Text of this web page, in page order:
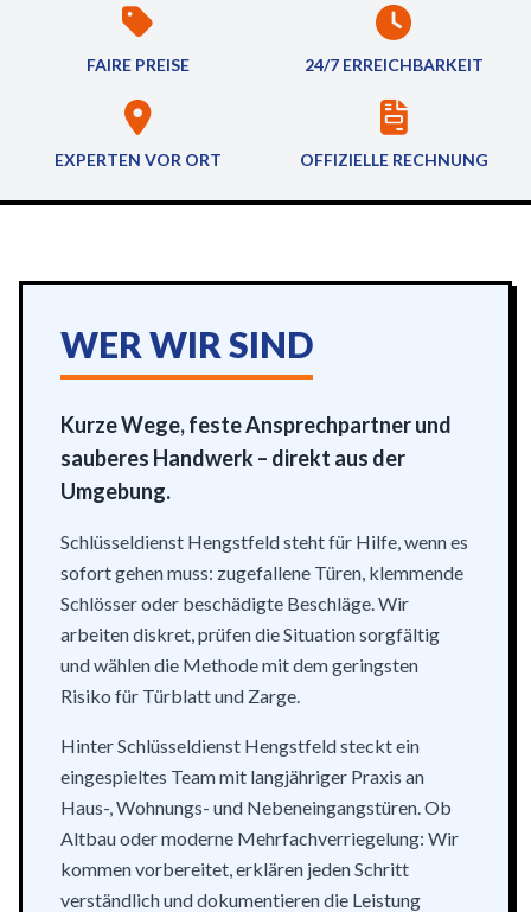
FAIRE PREISE 24/7 ERREICHBARKEIT
EXPERTEN VOR ORT OFFIZIELLE RECHNUNG
WER WIR SIND
Kurze Wege, feste Ansprechpartner und
sauberes Handwerk – direkt aus der
Umgebung.
Schlüsseldienst Hengstfeld steht für Hilfe, wenn es
sofort gehen muss: zugefallene Türen, klemmende
Schlösser oder beschädigte Beschläge. Wir
arbeiten diskret, prüfen die Situation sorgfältig
und wählen die Methode mit dem geringsten
Risiko für Türblatt und Zarge.
Hinter Schlüsseldienst Hengstfeld steckt ein
eingespieltes Team mit langjähriger Praxis an
Haus-, Wohnungs- und Nebeneingangstüren. Ob
Altbau oder moderne Mehrfachverriegelung: Wir
kommen vorbereitet, erklären jeden Schritt
verständlich und dokumentieren die Leistung